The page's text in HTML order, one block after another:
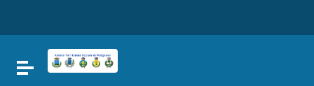
Vai al footer
Attiva / disattiva la navigazione